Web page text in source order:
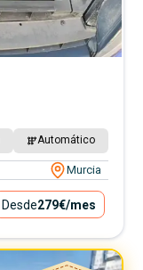
Automático
Murcia
Desde279€/mes